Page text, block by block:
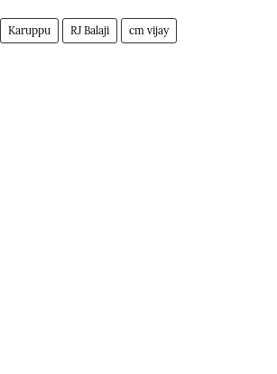
Karuppu RJ Balaji cm vijay